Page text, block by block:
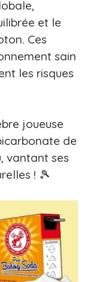
et le
Ces
sain
les risques
joueuse
de
vantant ses
! 🎾